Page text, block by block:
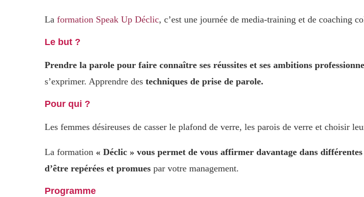
La formation Speak Up Déclic, c’est une journée de media-training et de coaching
Le but ?
Prendre la parole pour faire connaître ses réussites et ses ambitions
s’exprimer. Apprendre des techniques de prise de parole.
Pour qui ?
Les femmes désireuses de casser le plafond de verre, les parois de verre et choisir
La formation « Déclic » vous permet de vous affirmer davantage dans
d’être repérées et promues par votre management.
Programme